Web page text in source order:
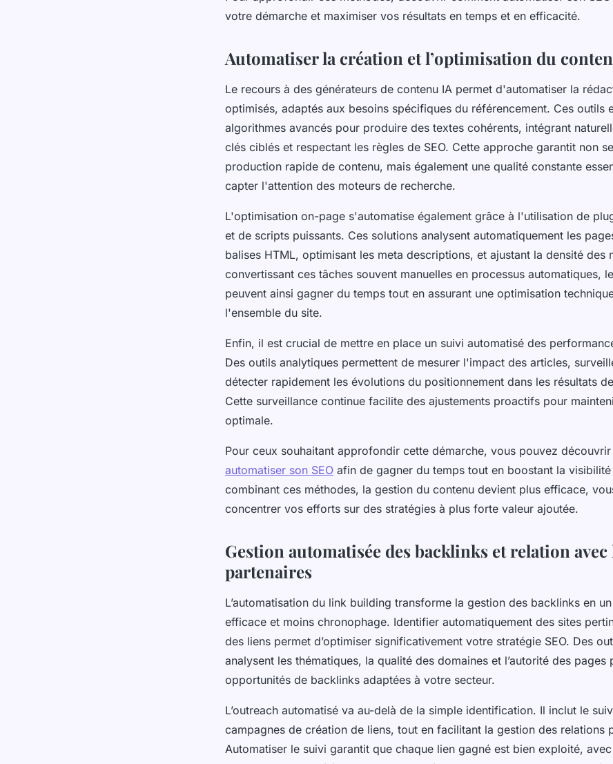
votre démarche et maximiser vos résultats en temps et en efficacité.
Automatiser la création et l’optimisation du
Le recours à des générateurs de contenu IA permet d'automatiser la
optimisés, adaptés aux besoins spécifiques du référencement. Ces outils
algorithmes avancés pour produire des textes cohérents, intégrant
clés ciblés et respectant les règles de SEO. Cette approche garantit non
production rapide de contenu, mais également une qualité constante
capter l'attention des moteurs de recherche.
L'optimisation on-page s'automatise également grâce à l'utilisation de
et de scripts puissants. Ces solutions analysent automatiquement les
balises HTML, optimisant les meta descriptions, et ajustant la densité des
convertissant ces tâches souvent manuelles en processus automatiques,
peuvent ainsi gagner du temps tout en assurant une optimisation
l'ensemble du site.
Enfin, il est crucial de mettre en place un suivi automatisé des
Des outils analytiques permettent de mesurer l'impact des articles,
détecter rapidement les évolutions du positionnement dans les résultats
Cette surveillance continue facilite des ajustements proactifs pour
optimale.
Pour ceux souhaitant approfondir cette démarche, vous pouvez
automatiser son SEO afin de gagner du temps tout en boostant la
combinant ces méthodes, la gestion du contenu devient plus efficace,
concentrer vos efforts sur des stratégies à plus forte valeur ajoutée.
Gestion automatisée des backlinks et relation avec
partenaires
L’automatisation du link building transforme la gestion des backlinks en
efficace et moins chronophage. Identifier automatiquement des sites
des liens permet d’optimiser significativement votre stratégie SEO. Des
analysent les thématiques, la qualité des domaines et l’autorité des pages
opportunités de backlinks adaptées à votre secteur.
L’outreach automatisé va au-delà de la simple identification. Il inclut le
campagnes de création de liens, tout en facilitant la gestion des relations
Automatiser le suivi garantit que chaque lien gagné est bien exploité,